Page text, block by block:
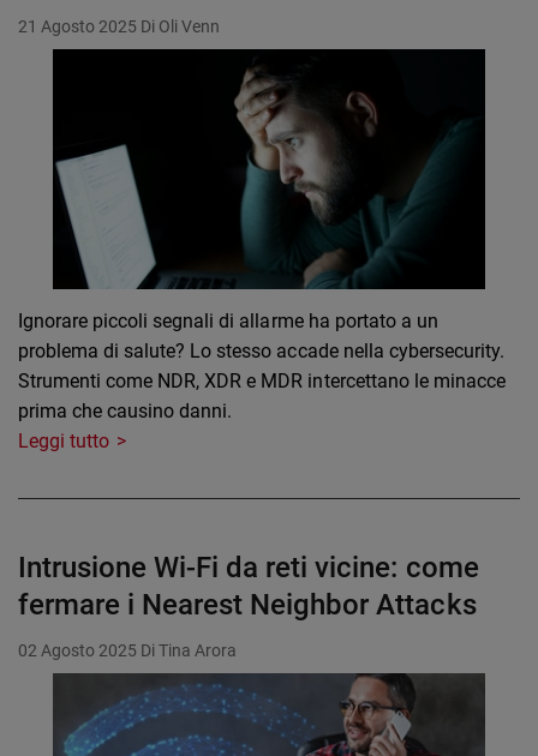
21 Agosto 2025 Di Oli Venn
Ignorare piccoli segnali di allarme ha portato a un
problema di salute? Lo stesso accade nella cybersecurity.
Strumenti come NDR, XDR e MDR intercettano le minacce
prima che causino danni.
Leggi tutto
Intrusione Wi-Fi da reti vicine: come
fermare i Nearest Neighbor Attacks
02 Agosto 2025 Di Tina Arora